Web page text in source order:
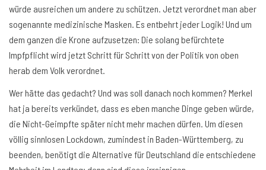
würde ausreichen um andere zu schützen. Jetzt verordnet man aber
sogenannte medizinische Masken. Es entbehrt jeder Logik! Und um
dem ganzen die Krone aufzusetzen: Die solang befürchtete
Impfpflicht wird jetzt Schritt für Schritt von der Politik von oben
herab dem Volk verordnet.
Wer hätte das gedacht? Und was soll danach noch kommen? Merkel
hat ja bereits verkündet, dass es eben manche Dinge geben würde,
die Nicht-Geimpfte später nicht mehr machen dürfen. Um diesen
völlig sinnlosen Lockdown, zumindest in Baden-Württemberg, zu
beenden, benötigt die Alternative für Deutschland die entschiedene